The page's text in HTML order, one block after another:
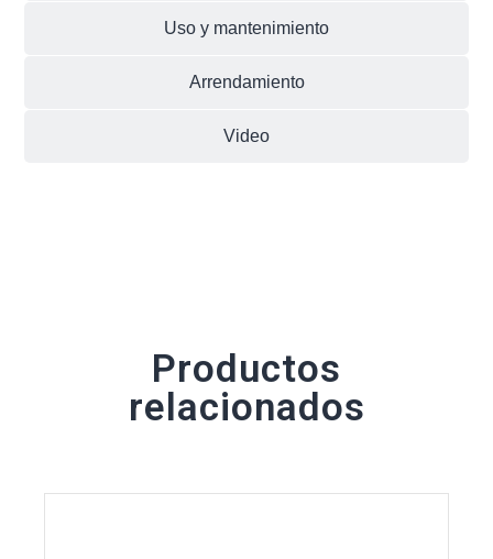
Uso y mantenimiento
Arrendamiento
Video
Productos
relacionados